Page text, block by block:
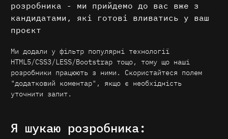
розробника - ми прийдемо до вас вже з
кандидатами, які готові вливатись у ваш
проєкт
Ми додали у фільтр популярні технології
HTML5/CSS3/LESS/Bootstrap тощо, тому що наші
розробники працюють з ними. Скористайтеся полем
"додатковий коментар", якщо є необхідність
уточнити запит.
Я шукаю розробника: